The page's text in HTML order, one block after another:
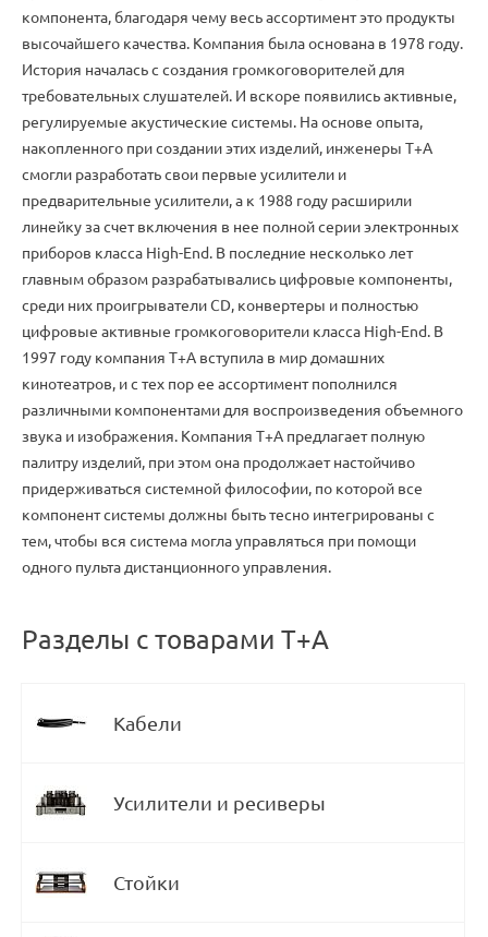
компонента, благодаря чему весь ассортимент это продукты
высочайшего качества. Компания была основана в 1978 году.
История началась с создания громкоговорителей для
требовательных слушателей. И вскоре появились активные,
регулируемые акустические системы. На основе опыта,
накопленного при создании этих изделий, инженеры T+A
смогли разработать свои первые усилители и
предварительные усилители, а к 1988 году расширили
линейку за счет включения в нее полной серии электронных
приборов класса High-End. В последние несколько лет
главным образом разрабатывались цифровые компоненты,
среди них проигрыватели CD, конвертеры и полностью
цифровые активные громкоговорители класса High-End. В
1997 году компания T+A вступила в мир домашних
кинотеатров, и с тех пор ее ассортимент пополнился
различными компонентами для воспроизведения объемного
звука и изображения. Компания T+A предлагает полную
палитру изделий, при этом она продолжает настойчиво
придерживаться системной философии, по которой все
компонент системы должны быть тесно интегрированы с
тем, чтобы вся система могла управляться при помощи
одного пульта дистанционного управления.
Разделы с товарами T+A
Кабели
Усилители и ресиверы
Стойки